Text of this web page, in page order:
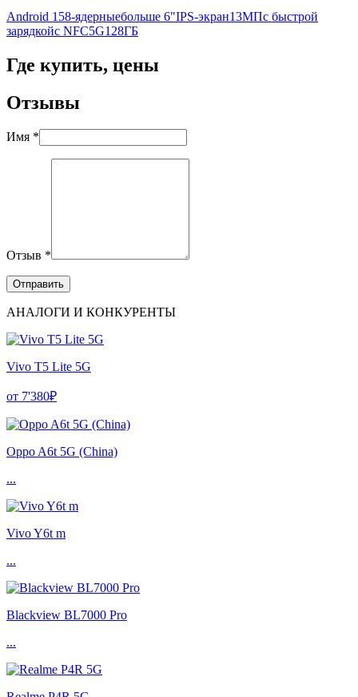
Android 158-ядерныебольше 6"IPS-экран13МПс быстрой
зарядкойс NFC5G128ГБ
Где купить, цены
Отзывы
Имя *
Отзыв *
АНАЛОГИ И КОНКУРЕНТЫ
Vivo T5 Lite 5G
от 7'380₽
Oppo A6t 5G (China)
...
Vivo Y6t m
...
Blackview BL7000 Pro
...